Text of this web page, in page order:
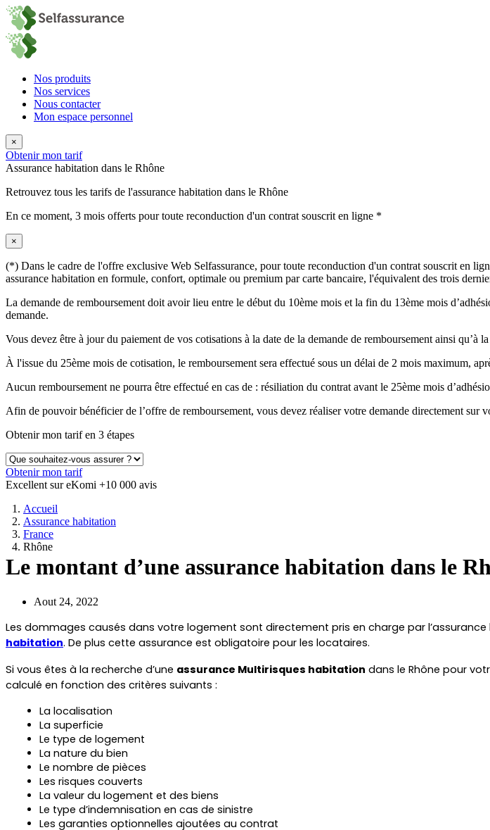
Nos produits
Nos services
Nous contacter
Mon espace personnel
×
Obtenir mon tarif
Assurance habitation dans le Rhône
Retrouvez tous les tarifs de l'assurance habitation dans le Rhône
En ce moment, 3 mois offerts pour toute reconduction d'un contrat souscrit en ligne *
×
(*) Dans le cadre de l'offre exclusive Web Selfassurance, pour toute reconduction d'un contrat souscrit en
assurance habitation en formule, confort, optimale ou premium par carte bancaire, l'équivalent des trois
La demande de remboursement doit avoir lieu entre le début du 10ème mois et la fin du 13ème mois
demande.
Vous devez être à jour du paiement de vos cotisations à la date de la demande de remboursement ainsi
À l'issue du 25ème mois de cotisation, le remboursement sera effectué sous un délai de 2 mois maximum,
Aucun remboursement ne pourra être effectué en cas de : résiliation du contrat avant le 25ème mois
Afin de pouvoir bénéficier de l’offre de remboursement, vous devez réaliser votre demande directement sur
Obtenir mon tarif en 3 étapes
Obtenir mon tarif
Excellent sur eKomi +10 000 avis
Accueil
Assurance habitation
France
Rhône
Le montant d’une assurance habitation dans le
Aout 24, 2022
Les dommages causés dans votre logement sont directement pris en charge par
habitation. De plus cette assurance est obligatoire pour les locataires.
Si vous êtes à la recherche d’une assurance Multirisques habitation dans le Rhône pour
calculé en fonction des critères suivants :
La localisation
La superficie
Le type de logement
La nature du bien
Le nombre de pièces
Les risques couverts
La valeur du logement et des biens
Le type d’indemnisation en cas de sinistre
Les garanties optionnelles ajoutées au contrat